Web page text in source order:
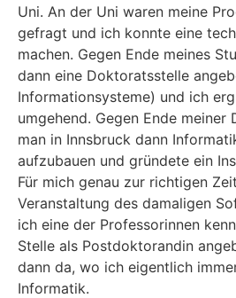
Uni. An der Uni waren meine
gefragt und ich konnte eine
machen. Gegen Ende meines
dann eine Doktoratsstelle
Informationsysteme) und ich
umgehend. Gegen Ende meiner
man in Innsbruck dann
aufzubauen und gründete ein
Für mich genau zur richtigen
Veranstaltung des damaligen
ich eine der Professorinnen
Stelle als Postdoktorandin
dann da, wo ich eigentlich
Informatik.